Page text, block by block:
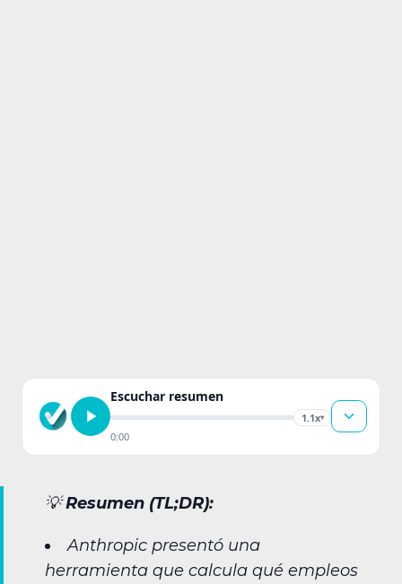
Escuchar resumen
1.1x▾
0:00
💡Resumen (TL;DR):
Anthropic presentó una
herramienta que calcula qué empleos